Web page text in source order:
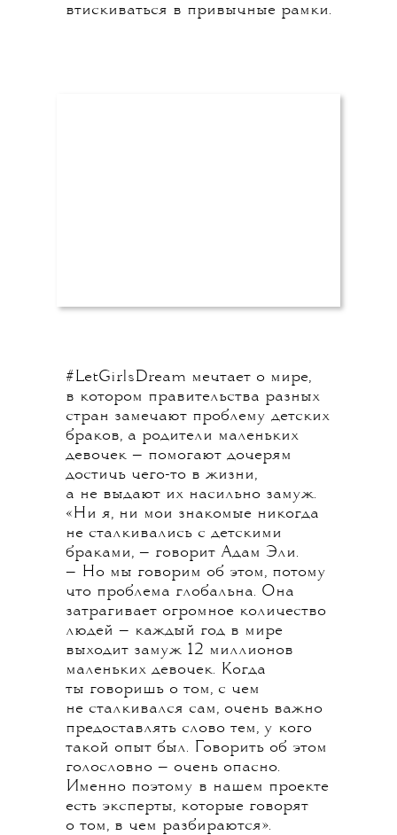
втискиваться в привычные рамки.
#LetGirlsDream мечтает о мире,
в котором правительства разных
стран замечают проблему детских
браков, а родители маленьких
девочек — помогают дочерям
достичь чего-то в жизни,
а не выдают их насильно замуж.
«Ни я, ни мои знакомые никогда
не сталкивались с детскими
браками, — говорит Адам Эли.
— Но мы говорим об этом, потому
что проблема глобальна. Она
затрагивает огромное количество
людей — каждый год в мире
выходит замуж 12 миллионов
маленьких девочек. Когда
ты говоришь о том, с чем
не сталкивался сам, очень важно
предоставлять слово тем, у кого
такой опыт был. Говорить об этом
голословно — очень опасно.
Именно поэтому в нашем проекте
есть эксперты, которые говорят
о том, в чем разбираются».